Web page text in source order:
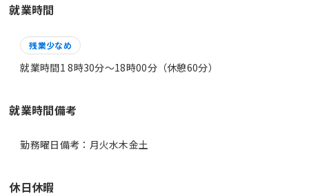
就業時間
残業少なめ
就業時間1 8時30分〜18時00分（休憩60分）
就業時間備考
休日休暇